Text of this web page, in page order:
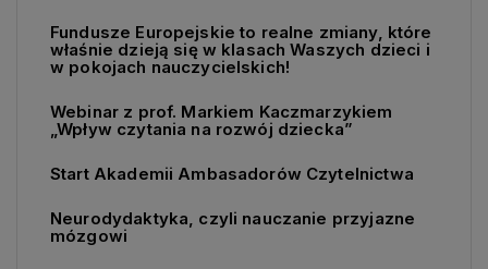
Fundusze Europejskie to realne zmiany, które
właśnie dzieją się w klasach Waszych dzieci i
w pokojach nauczycielskich!
Webinar z prof. Markiem Kaczmarzykiem
„Wpływ czytania na rozwój dziecka”
Start Akademii Ambasadorów Czytelnictwa
Neurodydaktyka, czyli nauczanie przyjazne
mózgowi